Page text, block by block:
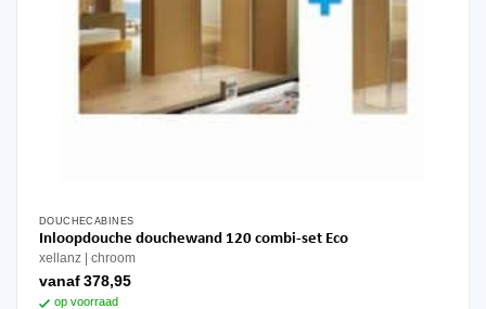
DOUCHECABINES
Inloopdouche douchewand 120 combi-set Eco
xellanz chroom
vanaf 378,95
op voorraad
Dit
product